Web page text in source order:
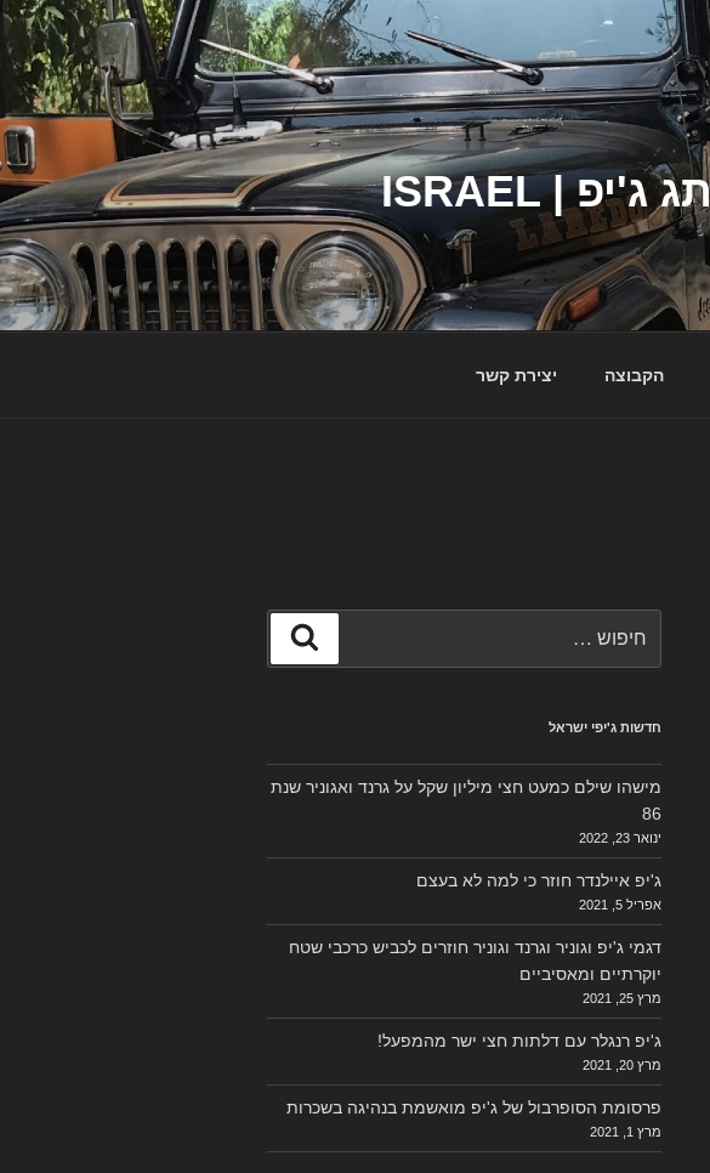
ג'יפי ישראל – הבית לג'יפאים ולמותג ג'יפ | ISRAEL
הקבוצה יצירת קשר
חדשות ג'יפי ישראל
מישהו שילם כמעט חצי מיליון שקל על גרנד ואגוניר שנת
86
ינואר 23, 2022
ג'יפ איילנדר חוזר כי למה לא בעצם
אפריל 5, 2021
דגמי ג'יפ וגוניר וגרנד וגוניר חוזרים לכביש כרכבי שטח
יוקרתיים ומאסיביים
מרץ 25, 2021
ג'יפ רנגלר עם דלתות חצי ישר מהמפעל!
מרץ 20, 2021
פרסומת הסופרבול של ג'יפ מואשמת בנהיגה בשכרות
מרץ 1, 2021